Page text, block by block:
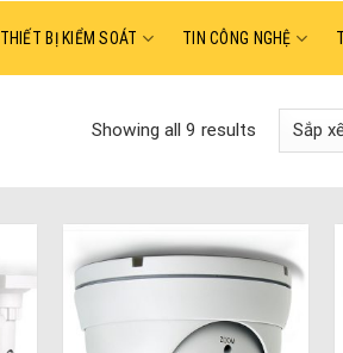
THIẾT BỊ KIỂM SOÁT TIN CÔNG NGHỆ
Showing all 9 results